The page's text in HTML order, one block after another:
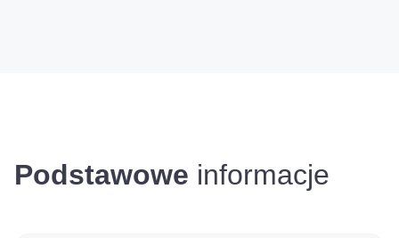
Podstawowe informacje